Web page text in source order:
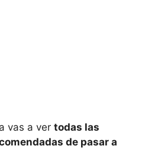
vas a ver todas las
de pasar a